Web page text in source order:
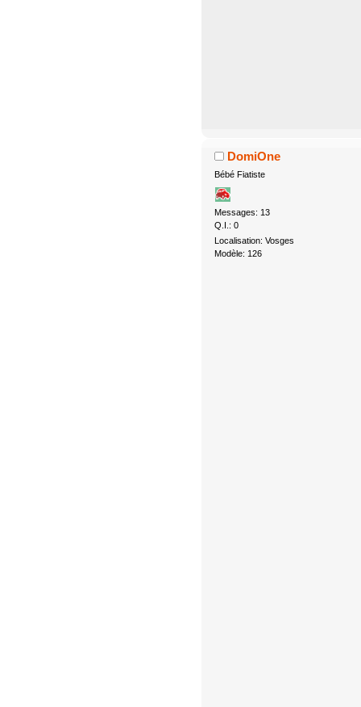
DomiOne
Bébé Fiatiste
Messages: 13
Q.I.: 0
Localisation: Vosges
Modèle: 126